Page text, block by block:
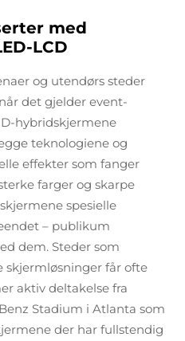
med
LCD
og utendørs steder
det gjelder event-
hybridskjermene
teknologiene og
effekter som fanger
farger og skarpe
spesielle
– publikum
dem. Steder som
skjermløsninger får ofte
aktiv deltakelse fra
Stadium i Atlanta som
der har fullstendig